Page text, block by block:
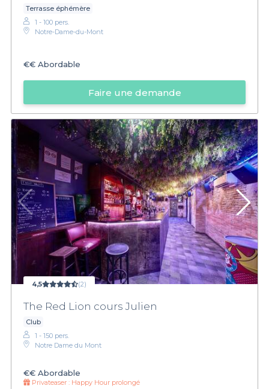
Terrasse éphémère
1 - 100 pers.
Notre-Dame-du-Mont
€€ Abordable
Faire une demande
4,5 (2)
The Red Lion cours Julien
Club
1 - 150 pers.
Notre Dame du Mont
€€ Abordable
Privateaser : Happy Hour prolongé